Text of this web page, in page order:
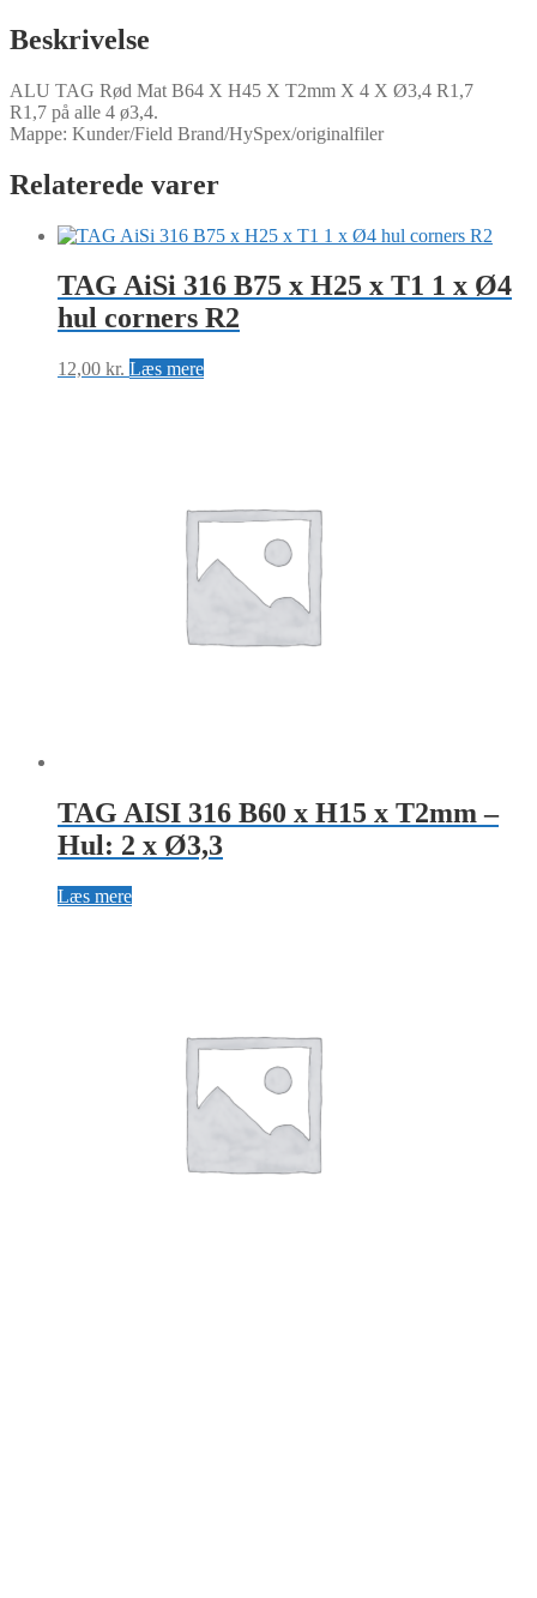
H45
X
X
4
X
R1,7
antal
Beskrivelse
ALU TAG Rød Mat B64 X H45 X T2mm X 4 X Ø3,4 R1,7
R1,7 på alle 4 ø3,4.
Mappe: Kunder/Field Brand/HySpex/originalfiler
Relaterede varer
TAG AiSi 316 B75 x H25 x T1 1 x Ø4
hul corners R2
12,00 kr. Læs mere
TAG AISI 316 B60 x H15 x T2mm –
Hul: 2 x Ø3,3
Læs mere